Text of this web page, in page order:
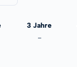
3 Jahre
-